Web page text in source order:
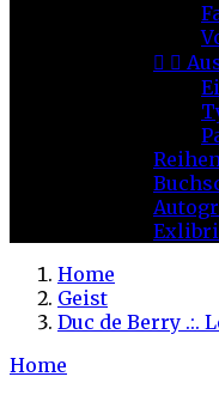
 
Home
Geist
Duc de Berry .:.
Home